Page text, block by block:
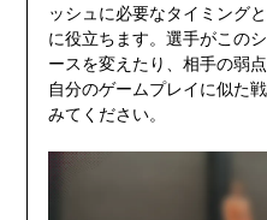
ッシュに必要なタイミング
に役立ちます。選手がこの
ースを変えたり、相手の弱
自分のゲームプレイに似た
みてください。